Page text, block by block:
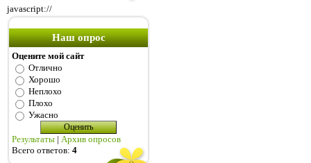
javascript://
Наш опрос
Оцените мой сайт
Отлично
Хорошо
Неплохо
Плохо
Ужасно
Результаты | Архив опросов
Всего ответов: 4